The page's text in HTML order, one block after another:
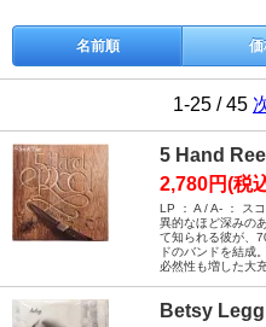
名前順
1-25 / 45
5 Hand
2,780円(税
LP ： A / A- ： ス
異的なほど深みの
て知られる彼が、
ドのバンドを結成
必然性も増した大
Betsy